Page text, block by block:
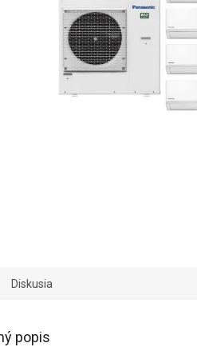
Diskusia
popis